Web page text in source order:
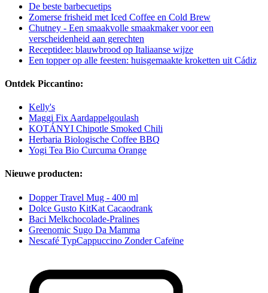
De beste barbecuetips
Zomerse frisheid met Iced Coffee en Cold Brew
Chutney - Een smaakvolle smaakmaker voor een
verscheidenheid aan gerechten
Receptidee: blauwbrood op Italiaanse wijze
Een topper op alle feesten: huisgemaakte kroketten uit Cádiz
Ontdek Piccantino:
Kelly's
Maggi Fix Aardappelgoulash
KOTÁNYI Chipotle Smoked Chili
Herbaria Biologische Coffee BBQ
Yogi Tea Bio Curcuma Orange
Nieuwe producten:
Dopper Travel Mug - 400 ml
Dolce Gusto KitKat Cacaodrank
Baci Melkchocolade-Pralines
Greenomic Sugo Da Mamma
Nescafé TypCappuccino Zonder Cafeïne